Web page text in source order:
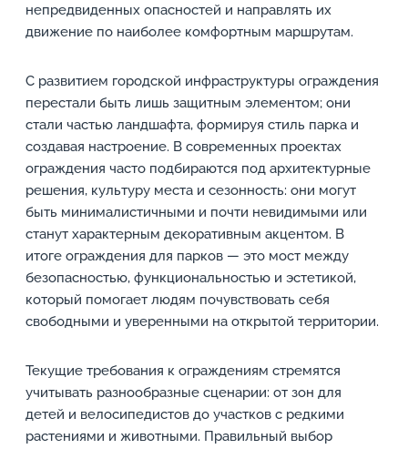
непредвиденных опасностей и направлять их
движение по наиболее комфортным маршрутам.
С развитием городской инфраструктуры ограждения
перестали быть лишь защитным элементом; они
стали частью ландшафта, формируя стиль парка и
создавая настроение. В современных проектах
ограждения часто подбираются под архитектурные
решения, культуру места и сезонность: они могут
быть минималистичными и почти невидимыми или
станут характерным декоративным акцентом. В
итоге ограждения для парков — это мост между
безопасностью, функциональностью и эстетикой,
который помогает людям почувствовать себя
свободными и уверенными на открытой территории.
Текущие требования к ограждениям стремятся
учитывать разнообразные сценарии: от зон для
детей и велосипедистов до участков с редкими
растениями и животными. Правильный выбор